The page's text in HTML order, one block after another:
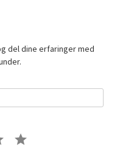
del dine erfaringer med
5 STAR